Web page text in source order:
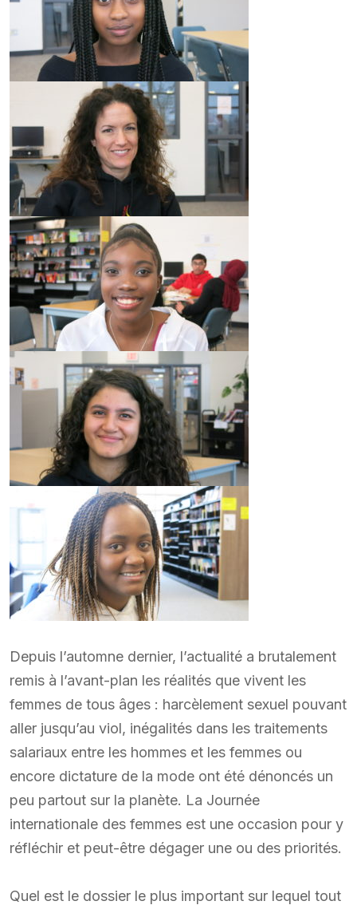
Depuis l’automne dernier, l’actualité a brutalement
remis à l’avant-plan les réalités que vivent les
femmes de tous âges : harcèlement sexuel pouvant
aller jusqu’au viol, inégalités dans les traitements
salariaux entre les hommes et les femmes ou
encore dictature de la mode ont été dénoncés un
peu partout sur la planète. La Journée
internationale des femmes est une occasion pour y
réfléchir et peut-être dégager une ou des priorités.
Quel est le dossier le plus important sur lequel tout